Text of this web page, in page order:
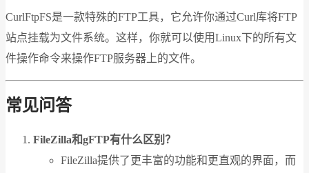
CurlFtpFS是一款特殊的FTP工具，它允许你通过Curl库将FTP
站点挂载为文件系统。这样，你就可以使用Linux下的所有文
件操作命令来操作FTP服务器上的文件。
常见问答
FileZilla和gFTP有什么区别？
FileZilla提供了更丰富的功能和更直观的界面，而